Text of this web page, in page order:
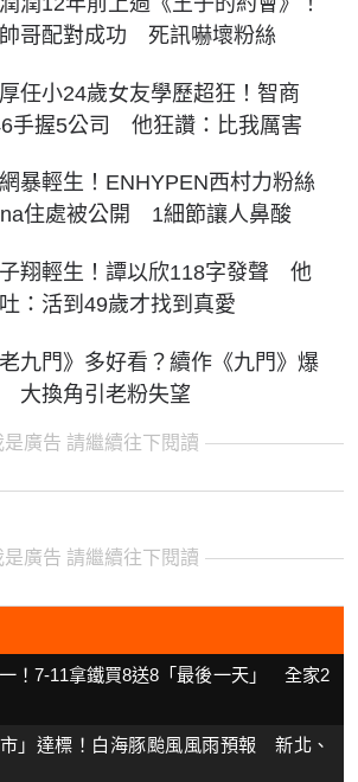
哥配對成功 死訊嚇壞粉絲
任小24歲女友學歷超狂！智商
手握5公司 他狂讚：比我厲害
暴輕生！ENHYPEN西村力粉絲
住處被公開 1細節讓人鼻酸
翔輕生！譚以欣118字發聲 他
：活到49歲才找到真愛
老九門》多好看？續作《九門》爆
大換角引老粉失望
是廣告 請繼續往下閱讀
是廣告 請繼續往下閱讀
！7-11拿鐵買8送8「最後一天」 全家2
」達標！白海豚颱風風雨預報 新北、